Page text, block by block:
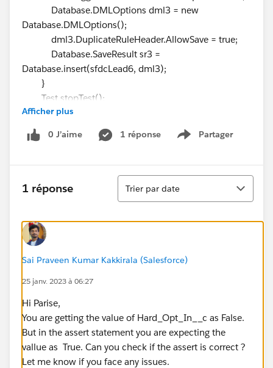
Database.DMLOptions dml3 = new
Database.DMLOptions();
dml3.DuplicateRuleHeader.AllowSave = true;
Database.SaveResult sr3 =
Database.insert(sfdcLead6, dml3);
}
Test.stopTest();
Lead[] leads =
GetLeadsByEmail(OptInOptOutScore);
System.assertEquals(3, leads.size(), leads.size());
system.assertEquals(10,
l.Enagement_Score__c);
}
Afficher plus
0 J’aime 1 réponse Partager
Show menu
1 réponse
Tri
Trier par date
Sai Praveen Kumar Kakkirala (Salesforce)
25 janv. 2023 à 06:27
Hi Parise,
You are getting the value of Hard_Opt_In__c as False.
But in the assert statement you are expecting the
vallue as True. Can you check if the assert is correct ?
Let me know if you face any issues.